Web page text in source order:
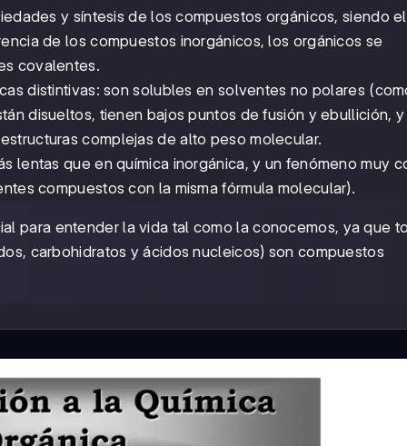
y síntesis de los compuestos orgánicos, siendo el
de los compuestos inorgánicos, los orgánicos se
covalentes.
distintivas: son solubles en solventes no polares
disueltos, tienen bajos puntos de fusión y ebullición,
complejas de alto peso molecular.
lentas que en química inorgánica, y un fenómeno muy
compuestos con la misma fórmula molecular).
para entender la vida tal como la conocemos, ya que
carbohidratos y ácidos nucleicos) son compuestos